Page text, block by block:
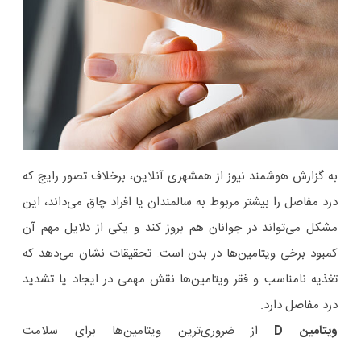
به گزارش هوشمند نیوز از همشهری آنلاین، برخلاف تصور رایج که
درد مفاصل را بیشتر مربوط به سالمندان یا افراد چاق می‌داند، این
مشکل می‌تواند در جوانان هم بروز کند و یکی از دلایل مهم آن
کمبود برخی ویتامین‌ها در بدن است. تحقیقات نشان می‌دهد که
تغذیه نامناسب و فقر ویتامین‌ها نقش مهمی در ایجاد یا تشدید
درد مفاصل دارد.
ویتامین D
از ضروری‌ترین ویتامین‌ها برای سلامت